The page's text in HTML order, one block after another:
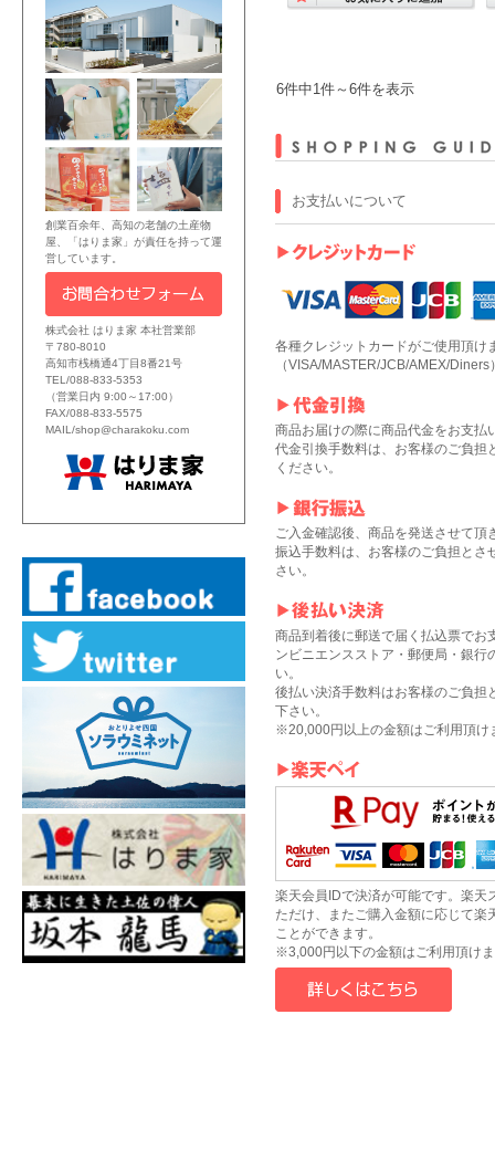
6件中1件～6件を表示
お支払いについて
各種クレジットカードがご使用頂け
（VISA/MASTER/JCB/AMEX/Diners
商品お届けの際に商品代金をお支払
代金引換手数料は、お客様のご負担
ください。
ご入金確認後、商品を発送させて頂
振込手数料は、お客様のご負担とさ
さい。
商品到着後に郵送で届く払込票でお
ンビニエンスストア・郵便局・銀行
い。
後払い決済手数料はお客様のご負担
下さい。
※20,000円以上の金額はご利用頂け
楽天会員IDで決済が可能です。楽天
ただけ、またご購入金額に応じて楽
ことができます。
※3,000円以下の金額はご利用頂け
創業百余年、高知の老舗の土産物
屋、「はりま家」が責任を持って運
営しています。
株式会社 はりま家 本社営業部
〒780-8010
高知市桟橋通4丁目8番21号
TEL/088-833-5353
（営業日内 9:00～17:00）
FAX/088-833-5575
MAIL/shop@charakoku.com